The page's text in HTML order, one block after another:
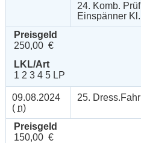
24. Komb.
Einspänner
Preisgeld
250,00 €
LKL/Art
1 2 3 4 5 LP
09.08.2024
( n)
25.
Preisgeld
150,00 €